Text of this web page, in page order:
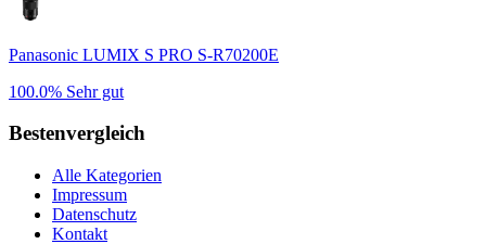
Panasonic LUMIX S PRO S-R70200E
100.0% Sehr gut
Bestenvergleich
Alle Kategorien
Impressum
Datenschutz
Kontakt